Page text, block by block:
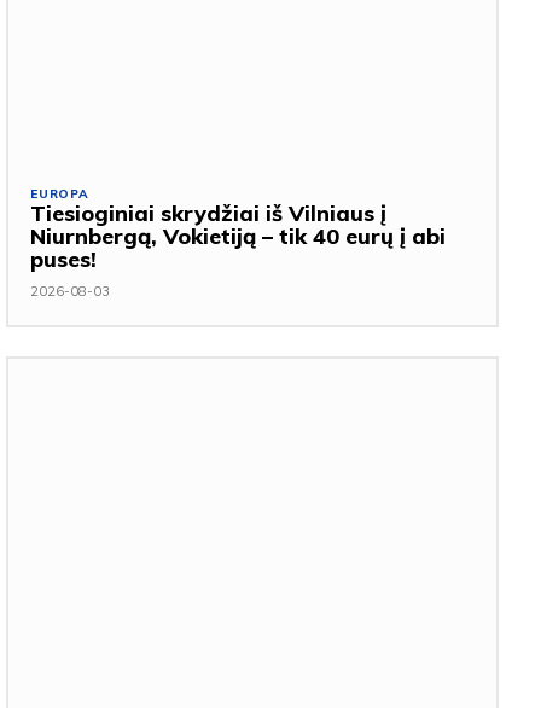
EUROPA
Tiesioginiai skrydžiai iš Vilniaus į
Niurnbergą, Vokietiją – tik 40 eurų į abi
puses!
2026-08-03